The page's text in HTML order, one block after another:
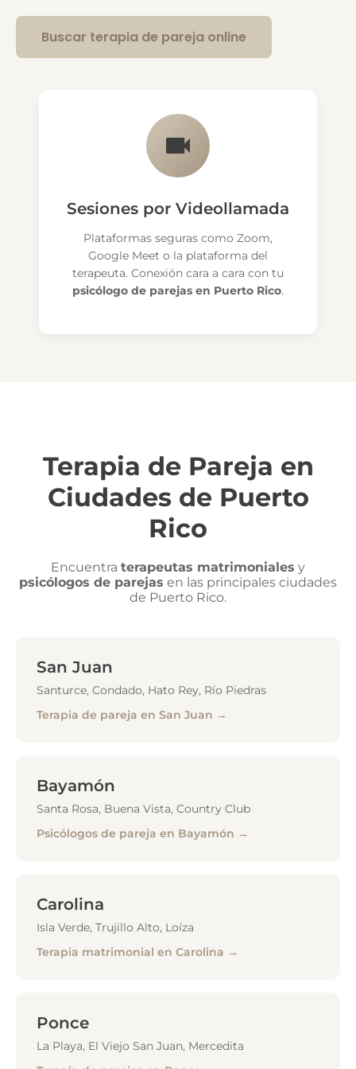
Buscar terapia de pareja online
Sesiones por Videollamada
Plataformas seguras como Zoom,
Google Meet o la plataforma del
terapeuta. Conexión cara a cara con tu
psicólogo de parejas en Puerto Rico.
Terapia de Pareja en
Ciudades de Puerto
Rico
Encuentra terapeutas matrimoniales y
psicólogos de parejas en las principales ciudades
de Puerto Rico.
San Juan
Santurce, Condado, Hato Rey, Río Piedras
Terapia de pareja en San Juan →
Bayamón
Santa Rosa, Buena Vista, Country Club
Psicólogos de pareja en Bayamón →
Carolina
Isla Verde, Trujillo Alto, Loíza
Terapia matrimonial en Carolina →
Ponce
La Playa, El Viejo San Juan, Mercedita